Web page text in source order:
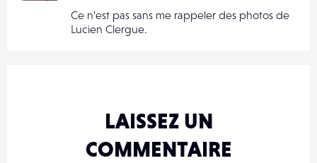
Ce n’est pas sans me rappeler des photos de
Lucien Clergue.
LAISSEZ UN
COMMENTAIRE